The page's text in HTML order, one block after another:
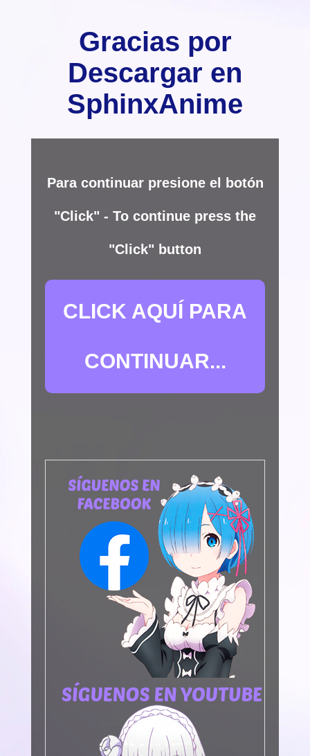
Gracias por
Descargar en
SphinxAnime
Para continuar presione el botón
"Click" - To continue press the
"Click" button
CLICK AQUÍ PARA
CONTINUAR...